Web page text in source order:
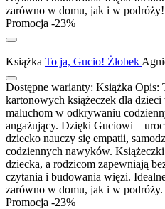
zarówno w domu, jak i w podróży!
Promocja -23%
Książka To ja, Gucio! Żłobek
Dostępne warianty: Książka Opis:
kartonowych książeczek dla
maluchom w odkrywaniu
angażujący. Dzięki Guciowi –
dziecko nauczy się empatii,
codziennych nawyków.
dziecka, a rodzicom zapewniają
czytania i budowania więzi.
zarówno w domu, jak i w podróży.
Promocja -23%